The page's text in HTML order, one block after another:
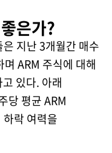
은가?
지난 3개월간 매수
ARM 주식에 대해
있다. 아래
당 평균 ARM
락 여력을